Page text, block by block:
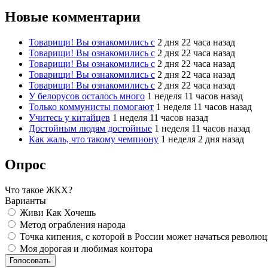
Новые комментарии
Товарищи! Вы ознакомились с 2 дня 22 часа назад
Товарищи! Вы ознакомились с 2 дня 22 часа назад
Товарищи! Вы ознакомились с 2 дня 22 часа назад
Товарищи! Вы ознакомились с 2 дня 22 часа назад
Товарищи! Вы ознакомились с 2 дня 22 часа назад
У белорусов осталось много 1 неделя 11 часов назад
Только коммунисты помогают 1 неделя 11 часов назад
Учитесь у китайцев 1 неделя 11 часов назад
Достойным людям достойные 1 неделя 11 часов назад
Как жаль, что такому чемпиону 1 неделя 2 дня назад
Опрос
Что такое ЖКХ?
Варианты
Живи Как Хочешь
Метод ограбления народа
Точка кипения, с которой в России может начаться
Моя дорогая и любимая контора